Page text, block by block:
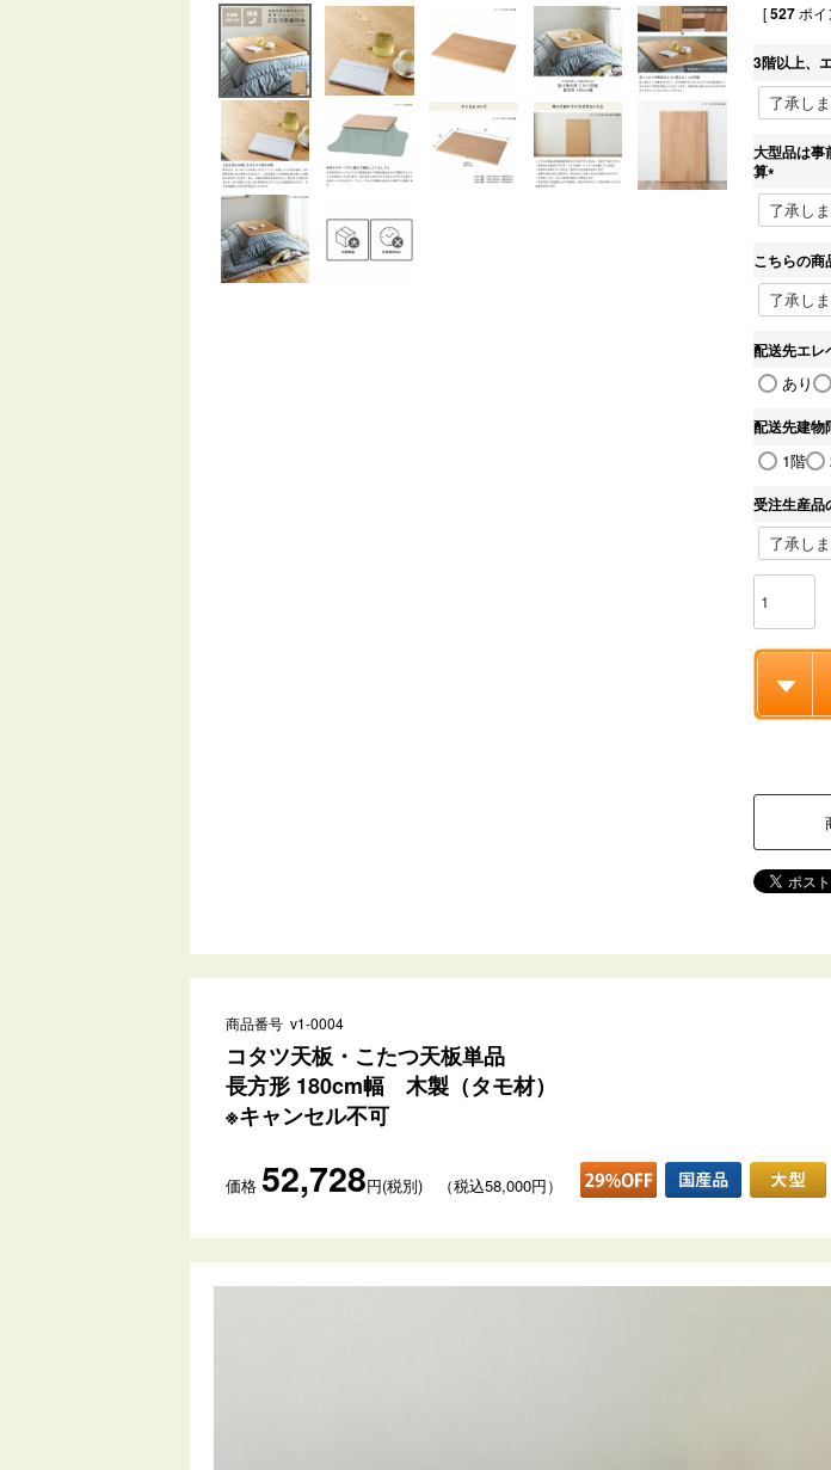
[527 ポ
3階以上、
大型品は事
算
(
必
須
)
こちらの商
配送先エ
あり
配送先建
1階
受注生産品
商品番号 v1-0004
コタツ天板・こたつ天板単品
長方形 180cm幅 木製（タモ材）
※キャンセル不可
価格 52,728円(税別) （税込58,000円）